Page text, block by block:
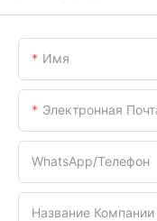
Имя
Электронная
WhatsApp/телефон
Название Компании